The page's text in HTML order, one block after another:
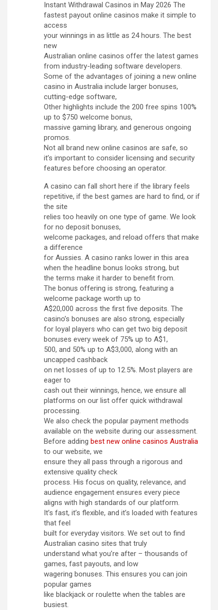
Instant Withdrawal Casinos in May 2026 The
fastest payout online casinos make it simple to
access
your winnings in as little as 24 hours. The best
new
Australian online casinos offer the latest games
from industry-leading software developers.
Some of the advantages of joining a new online
casino in Australia include larger bonuses,
cutting-edge software,
Other highlights include the 200 free spins 100%
up to $750 welcome bonus,
massive gaming library, and generous ongoing
promos.
Not all brand new online casinos are safe, so
it’s important to consider licensing and security
features before choosing an operator.
A casino can fall short here if the library feels
repetitive, if the best games are hard to find, or if
the site
relies too heavily on one type of game. We look
for no deposit bonuses,
welcome packages, and reload offers that make
a difference
for Aussies. A casino ranks lower in this area
when the headline bonus looks strong, but
the terms make it harder to benefit from.
The bonus offering is strong, featuring a
welcome package worth up to
A$20,000 across the first five deposits. The
casino’s bonuses are also strong, especially
for loyal players who can get two big deposit
bonuses every week of 75% up to A$1,
500, and 50% up to A$3,000, along with an
uncapped cashback
on net losses of up to 12.5%. Most players are
eager to
cash out their winnings, hence, we ensure all
platforms on our list offer quick withdrawal
processing.
We also check the popular payment methods
available on the website during our assessment.
Before adding best new online casinos Australia
to our website, we
ensure they all pass through a rigorous and
extensive quality check
process. His focus on quality, relevance, and
audience engagement ensures every piece
aligns with high standards of our platform.
It’s fast, it’s flexible, and it’s loaded with features
that feel
built for everyday visitors. We set out to find
Australian casino sites that truly
understand what you’re after – thousands of
games, fast payouts, and low
wagering bonuses. This ensures you can join
popular games
like blackjack or roulette when the tables are
busiest.